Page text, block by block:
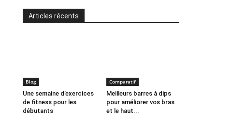
Articles récents
Blog
Une semaine d’exercices
de fitness pour les
débutants
Comparatif
Meilleurs barres à dips
pour améliorer vos bras
et le haut...